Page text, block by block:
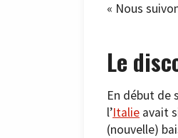
« Nous
Le
En début de
l’Italie avait
(nouvelle)